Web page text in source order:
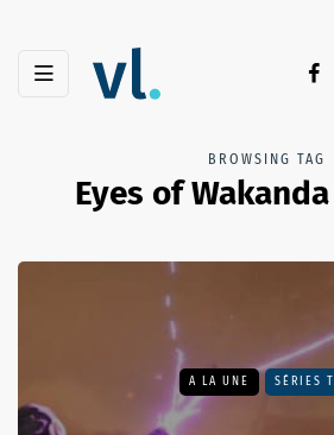
BROWSING TAG
Eyes of
A LA UNE SÉRIES